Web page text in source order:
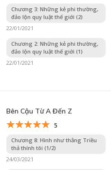
Chương 3: Những kẻ phi thường,
đảo lộn quy luật thế giới (2)
22/01/2021
Chương 2: Những kẻ phi thường,
đảo lộn quy luật thế giới (1)
22/01/2021
Bên Cậu Từ A Đến Z
5
Chương 8: Hình như thằng Triều
thả thính tôi (1/2)
24/03/2021